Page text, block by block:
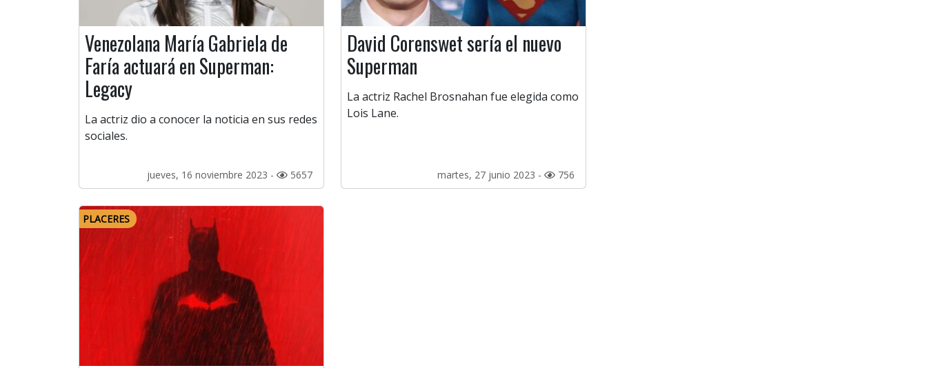
Venezolana María Gabriela de
Faría actuará en Superman:
Legacy
La actriz dio a conocer la noticia en sus redes
sociales.
jueves, 16 noviembre 2023 - 5657
David Corenswet sería el nuevo
Superman
La actriz Rachel Brosnahan fue elegida como
Lois Lane.
martes, 27 junio 2023 - 756
PLACERES